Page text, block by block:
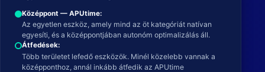
Középpont — APUtime:
Az egyetlen eszköz, amely mind az öt kategóriát natívan
egyesíti, és a középpontjában autonóm optimalizálás áll.
Átfedések:
Több területet lefedő eszközök. Minél közelebb vannak a
középponthoz, annál inkább átfedik az APUtime